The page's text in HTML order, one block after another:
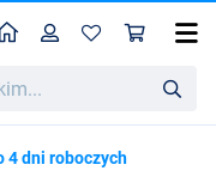
HomeProfil
4 dni roboczych